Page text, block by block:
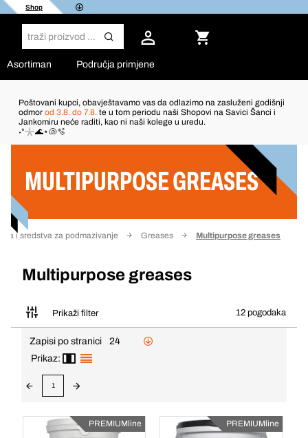
Shop
Asortiman Područja primjene
Poštovani kupci, obavještavamo vas da odlazimo na zasluženi godišnji
odmor od 3.8. do 7.8. te u tom periodu naši Shopovi na Savici Šanci i
Jankomiru neće raditi, kao ni naši kolege u uredu.
˖°𓇼🌊⋆🐚🫧
MULTIPURPOSE GREASES
i sredstva za podmazivanje Greases Multipurpose greases
Multipurpose greases
Prikaži filter 12 pogodaka
Filter
Zapisi po stranici
24
Prikaz:
1
PREMIUMline PREMIUMline